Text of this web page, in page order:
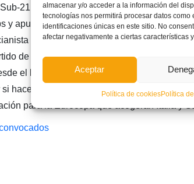
almacenar y/o acceder a la información del
tecnologías nos permitirá procesar datos
identificaciones únicas en este sitio. No
afectar negativamente a ciertas características
Aceptar
Política de cookiesPolítica
21 de Celades, ha sido
y apunta al ‘once’ de nuevo.
estuvo acompañado
de esta ronda clasificatoria y de Fornals
el banquillo y salió como revulsivo al
hace los deberes en estos dos próximos
para la Eurocopa que acogerán Italia y